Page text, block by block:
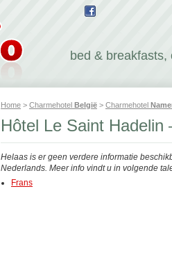
bed &
Home > Charmehotel België > Charmehotel
Hôtel Le Saint Hadelin
Helaas is er geen verdere informatie
Nederlands. Meer info vindt u in volgende
Frans